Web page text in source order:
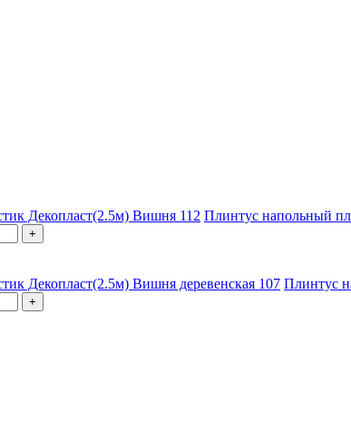
Плинтус напольный
+
Плинтус
+